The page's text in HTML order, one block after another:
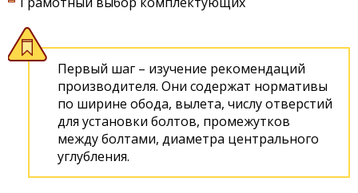
Первый шаг – изучение рекомендаций
производителя. Они содержат нормативы
по ширине обода, вылета, числу отверстий
для установки болтов, промежутков
между болтами, диаметра центрального
углубления.